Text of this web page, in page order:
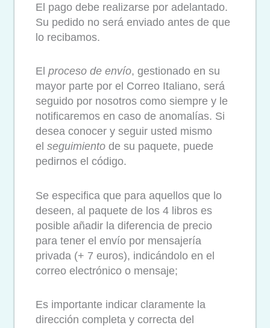
El pago debe realizarse por adelantado.
Su pedido no será enviado antes de que
lo recibamos.
El proceso de envío, gestionado en su
mayor parte por el Correo Italiano, será
seguido por nosotros como siempre y le
notificaremos en caso de anomalías. Si
desea conocer y seguir usted mismo
el seguimiento de su paquete, puede
pedirnos el código.
Se especifica que para aquellos que lo
deseen, al paquete de los 4 libros es
posible añadir la diferencia de precio
para tener el envío por mensajería
privada (+ 7 euros), indicándolo en el
correo electrónico o mensaje;
Es importante indicar claramente la
dirección completa y correcta del